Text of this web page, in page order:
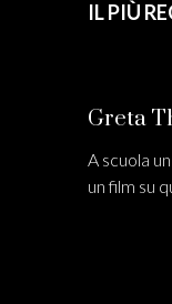
IL PIÙ
Greta
A scuola
un film su